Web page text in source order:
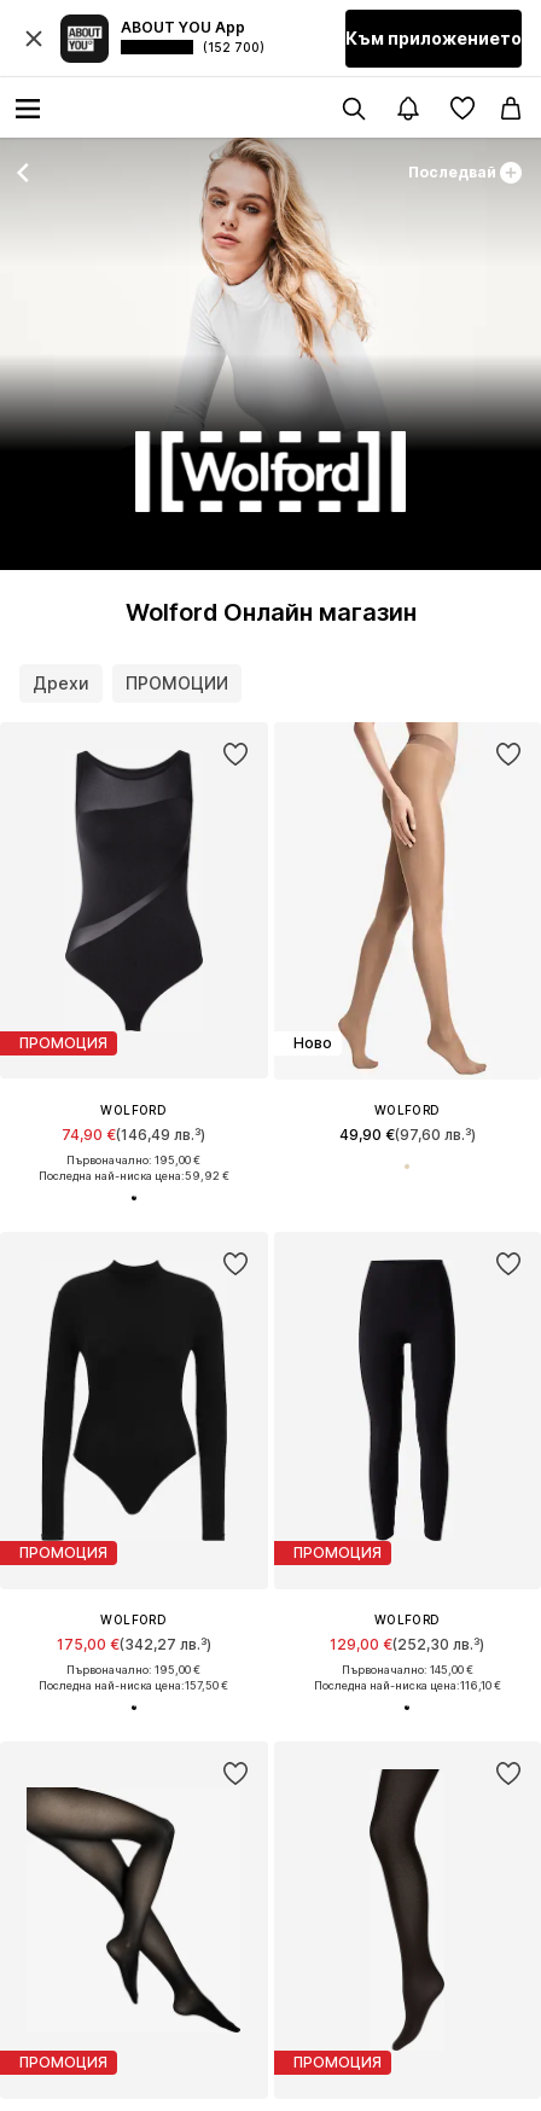
ABOUT YOU App
(152 700) Към приложението
Последвай
Wolford Онлайн магазин
Дрехи ПРОМОЦИИ
ПРОМОЦИЯ
WOLFORD
74,90 €(146,49 лв.³)
Първоначално: 195,00 €
Последна най-ниска цена:59,92 €
Ново
WOLFORD
49,90 €(97,60 лв.³)
ПРОМОЦИЯ
WOLFORD
175,00 €(342,27 лв.³)
Първоначално: 195,00 €
Последна най-ниска цена:157,50 €
ПРОМОЦИЯ
WOLFORD
129,00 €(252,30 лв.³)
Първоначално: 145,00 €
Последна най-ниска цена:116,10 €
ПРОМОЦИЯ ПРОМОЦИЯ